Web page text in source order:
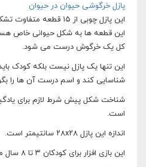
پازل خرگوشی حیوان در حیوان
این پازل چوبی از ۱۵
این قطعه ها به شکل حیوانی خاص
کل یک خرگوش درست می شود.
این تنها یک پازل نیست بلکه کودک
شناسایی کند و اسم درست آن ها را
شناخت شکل پیش شرط لازم برای
است.
اندازه این پازل ۲۸x۲۸ سانتیمتر است.
این بازی افزار برای کودکان ۳ تا ۸ سال مناسب است.